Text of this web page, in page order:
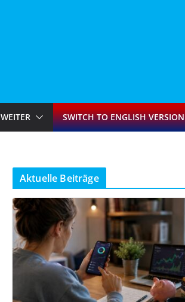
WEITER SWITCH TO ENGLISH VERSION
Aktuelle Beiträge